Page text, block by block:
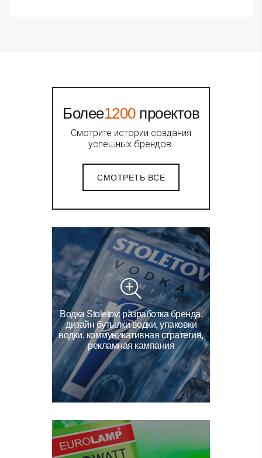
Более1200проектов
Смотрите истории создания
успешных брендов.
СМОТРЕТЬ ВСЕ
Водка Stoletov: разработка бренда,
дизайн бутылки водки, упаковки
водки, коммуникативная стратегия,
рекламная кампания